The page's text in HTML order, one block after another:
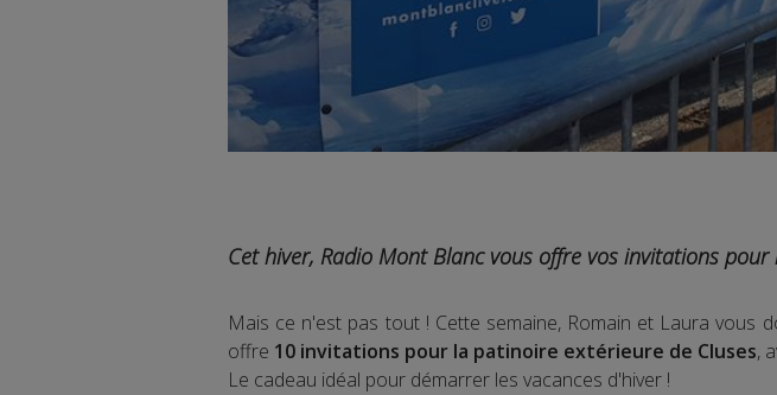
Cet hiver, Radio Mont Blanc vous offre vos invitations
Mais ce n'est pas tout ! Cette semaine, Romain et Laura vous
offre 10 invitations pour la patinoire extérieure de Cluses,
Le cadeau idéal pour démarrer les vacances d'hiver !